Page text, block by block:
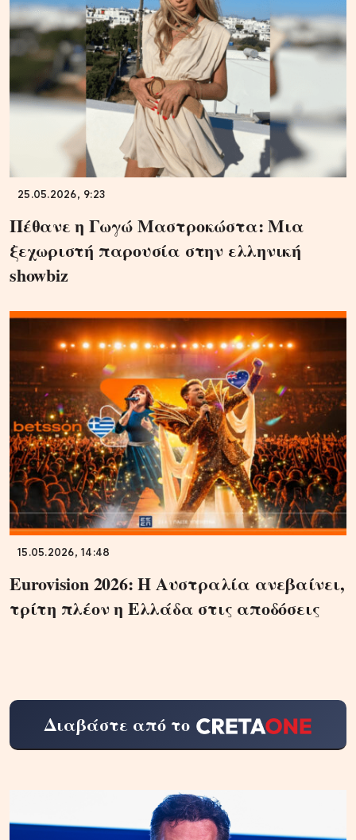
25.05.2026, 9:23
Πέθανε η Γωγώ Μαστροκώστα: Μια
ξεχωριστή παρουσία στην ελληνική
showbiz
15.05.2026, 14:48
Eurovision 2026: Η Αυστραλία ανεβαίνει,
τρίτη πλέον η Ελλάδα στις αποδόσεις
Διαβάστε από το